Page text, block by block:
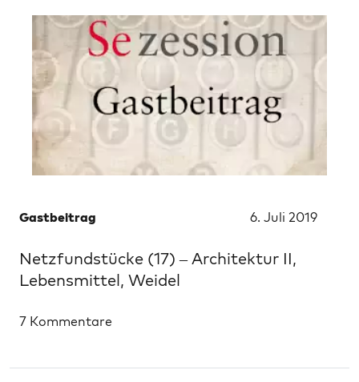
Gastbeitrag 6. Juli 2019
Netzfundstücke (17) – Architektur II,
Lebensmittel, Weidel
7 Kommentare